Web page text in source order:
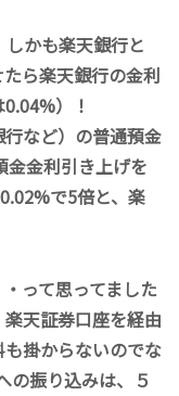
かも楽天銀行と
ら楽天銀行の金利
0.04%）！
など）の普通預金
金金利引き上げを
で5倍と、楽
って思ってました
天証券口座を経由
掛からないのでな
の振り込みは、５